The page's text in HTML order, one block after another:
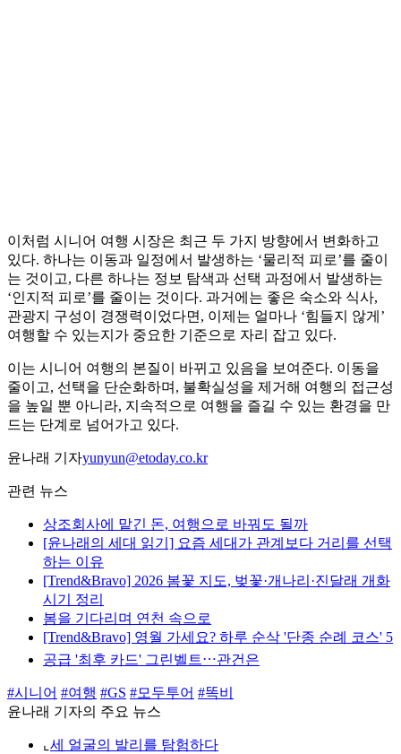
이처럼 시니어 여행 시장은 최근 두 가지 방향에서 변화하고
있다. 하나는 이동과 일정에서 발생하는 ‘물리적 피로’를 줄이
는 것이고, 다른 하나는 정보 탐색과 선택 과정에서 발생하는
‘인지적 피로’를 줄이는 것이다. 과거에는 좋은 숙소와 식사,
관광지 구성이 경쟁력이었다면, 이제는 얼마나 ‘힘들지 않게’
여행할 수 있는지가 중요한 기준으로 자리 잡고 있다.
이는 시니어 여행의 본질이 바뀌고 있음을 보여준다. 이동을
줄이고, 선택을 단순화하며, 불확실성을 제거해 여행의 접근성
을 높일 뿐 아니라, 지속적으로 여행을 즐길 수 있는 환경을 만
드는 단계로 넘어가고 있다.
윤나래 기자yunyun@etoday.co.kr
관련 뉴스
상조회사에 맡긴 돈, 여행으로 바꿔도 될까
[윤나래의 세대 읽기] 요즘 세대가 관계보다 거리를 선택
하는 이유
[Trend&Bravo] 2026 봄꽃 지도, 벚꽃·개나리·진달래 개화
시기 정리
봄을 기다리며 연천 속으로
[Trend&Bravo] 영월 가세요? 하루 순삭 '단종 순례 코스' 5
공급 '최후 카드' 그린벨트⋯관건은
#시니어 #여행 #GS #모두투어 #똑비
윤나래 기자의 주요 뉴스
⌞ 세 얼굴의 발리를 탐험하다